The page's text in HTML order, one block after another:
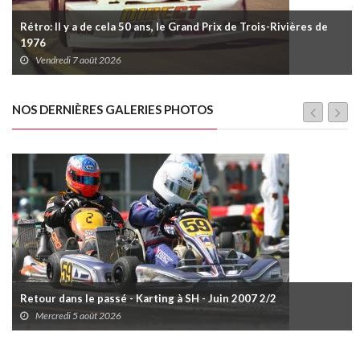
Rétro: Il y a de cela 50 ans, le Grand Prix de Trois-Rivières de
1976
Vendredi 7 août 2026
NOS DERNIÈRES GALERIES PHOTOS
Retour dans le passé - Karting à SH - Juin 2007 2/2
Mercredi 5 août 2026